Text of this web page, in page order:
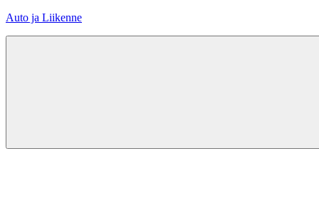
Skip
Auto ja Liikenne